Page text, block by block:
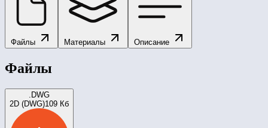
Файлы Материалы Описание
Файлы
.DWG
2D (DWG)109 Кб